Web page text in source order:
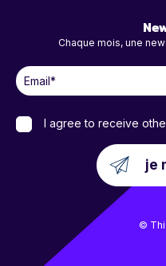
Chaque mois, une
I agree to receive
©